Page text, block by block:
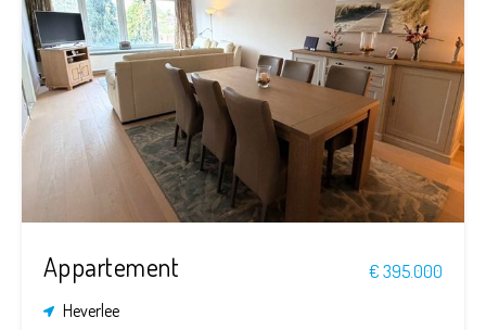
2
1
96 m²
Appartement
€ 395.000
Heverlee